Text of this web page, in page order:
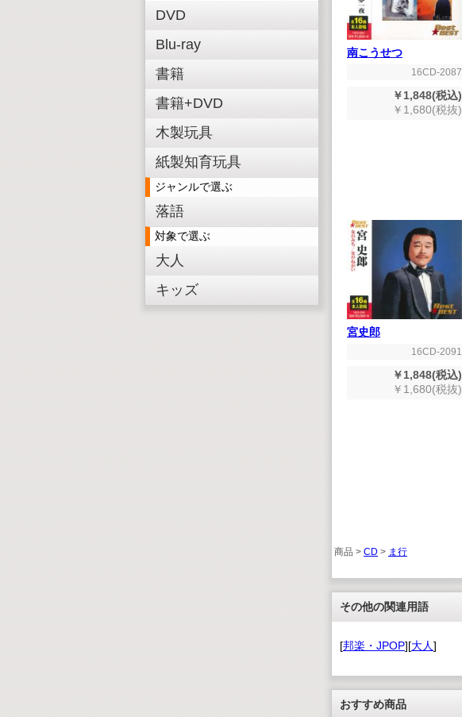
DVD
Blu-ray
書籍
書籍+DVD
木製玩具
紙製知育玩具
ジャンルで選ぶ
落語
対象で選ぶ
大人
キッズ
南こうせつ
16CD-2087
￥1,848(税込)
￥1,680(税抜)
宮史郎
16CD-2091
￥1,848(税込)
￥1,680(税抜)
商品 > CD > ま行
その他の関連用語
[邦楽・JPOP][大人]
おすすめ商品